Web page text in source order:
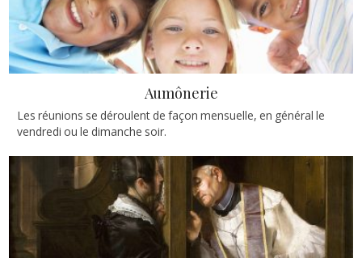
Aumônerie
Les réunions se déroulent de façon mensuelle, en général le
vendredi ou le dimanche soir.